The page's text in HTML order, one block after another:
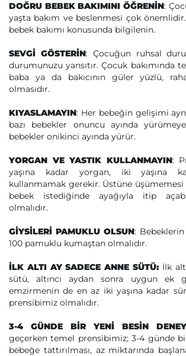
DOĞRU BEBEK BAKIMINI ÖĞRENİN:
yaşta bakım ve beslenmesi çok
bebek bakımı konusunda bilgilenin.
SEVGİ GÖSTERİN: Çocuğun ruhsal
durumunuzu yansıtır. Çocuk bakımında
baba ya da bakıcının güler yüzlü,
olmasıdır.
KIYASLAMAYIN: Her bebeğin gelişimi
bazı bebekler onuncu ayında
bebekler onikinci ayında yürür.
YORGAN VE YASTIK KULLANMAYIN:
yaşına kadar yorgan, iki yaşına
kullanmamak gerekir. Üstüne
bebek istediğinde ayağıyla itip
olmalıdır.
GİYSİLERİ PAMUKLU OLSUN:
100 pamuklu kumaştan olmalıdır.
İLK ALTI AY SADECE ANNE SÜTÜ: İlk
sütü, altıncı aydan sonra uygun ek
emzirmenin de en az iki yaşına kadar
prensibimiz olmalıdır.
3-4 GÜNDE BİR YENİ BESİN
geçerken temel prensibimiz; 3-4 günde
bebeğe tattırılması, az miktarında